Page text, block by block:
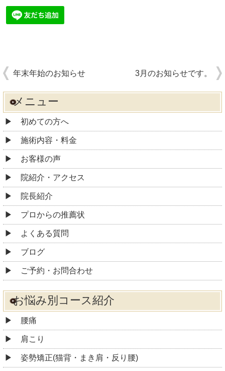
年末年始のお知らせ 3月のお知らせです。
メニュー
初めての方へ
施術内容・料金
お客様の声
院紹介・アクセス
院長紹介
プロからの推薦状
よくある質問
ブログ
ご予約・お問合わせ
お悩み別コース紹介
腰痛
肩こり
姿勢矯正(猫背・まき肩・反り腰)